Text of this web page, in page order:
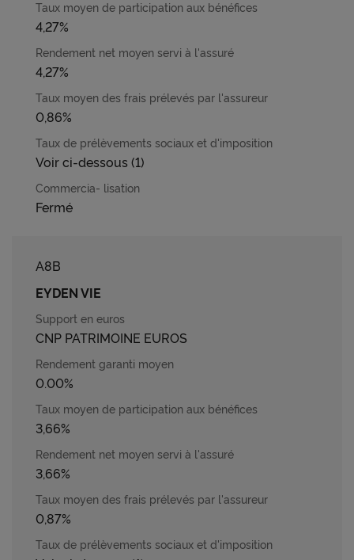
4,27%
4,27%
0,86%
Voir ci-dessous (1)
Fermé
A8B
EYDEN VIE
CNP PATRIMOINE EUROS
0.00%
3,66%
3,66%
0,87%